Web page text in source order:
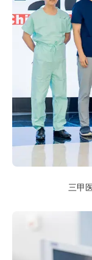
三甲